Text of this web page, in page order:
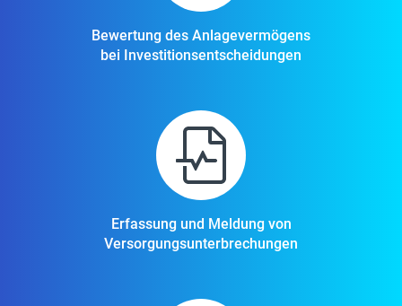
Bewertung des Anlagevermögens
bei Investitionsentscheidungen
Erfassung und Meldung von
Versorgungsunterbrechungen